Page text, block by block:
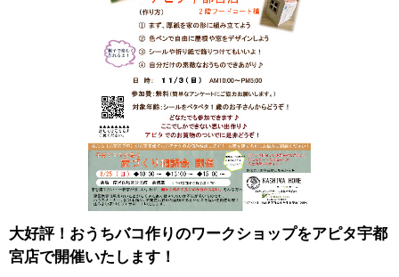
大好評！おうちバコ作りのワークショップをアピタ宇都
宮店で開催いたします！